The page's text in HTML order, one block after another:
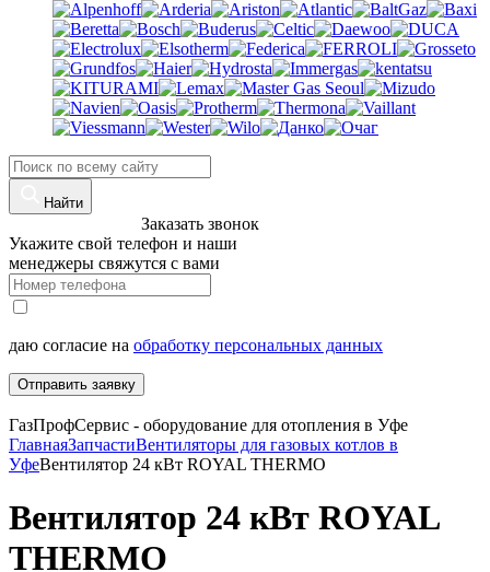
Найти
Заказать звонок
Укажите свой телефон и наши
менеджеры свяжутся с вами
даю согласие на обработку персональных данных
Отправить заявку
ГазПрофСервис - оборудование для отопления в Уфе
ГлавнаяЗапчастиВентиляторы для газовых котлов в
УфеВентилятор 24 кВт ROYAL THERMO
Вентилятор 24 кВт ROYAL
THERMO